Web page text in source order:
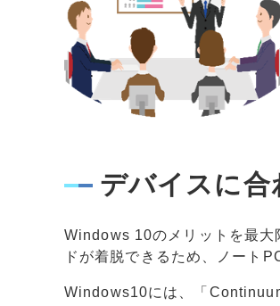
デバイスに合
Windows 10のメリットを最大
ドが着脱できるため、ノート
Windows10には、「